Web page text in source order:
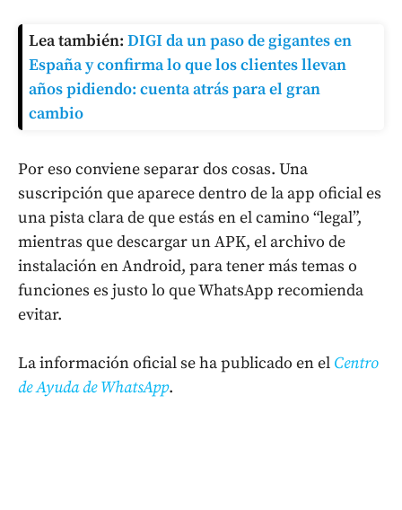
Lea también: DIGI da un paso de gigantes en
España y confirma lo que los clientes llevan
años pidiendo: cuenta atrás para el gran
cambio
Por eso conviene separar dos cosas. Una
suscripción que aparece dentro de la app oficial es
una pista clara de que estás en el camino “legal”,
mientras que descargar un APK, el archivo de
instalación en Android, para tener más temas o
funciones es justo lo que WhatsApp recomienda
evitar.
La información oficial se ha publicado en el Centro
de Ayuda de WhatsApp.